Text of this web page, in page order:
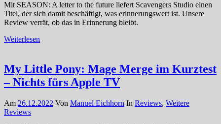
Mit SEASON: A letter to the future liefert Scavengers Studio einen
Titel, der sich damit beschäftigt, was erinnerungswert ist. Unsere
Review verrät, ob das in Erinnerung bleibt.
Weiterlesen
My Little Pony: Mage Merge im Kurztest
– Nichts fürs Apple TV
Am 26.12.2022 Von Manuel Eichhorn In Reviews, Weitere
Reviews